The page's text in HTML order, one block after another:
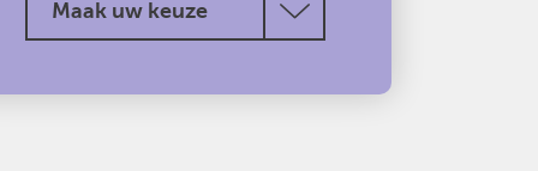
Maak uw keuze